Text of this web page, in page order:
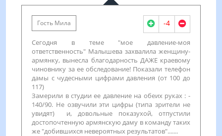
Гость Мила -4
Сегодня в теме "мое давление-моя
ответственность" Малышева захвалила женщину-
армянку, вынесла благодарность ДАЖЕ краевому
чиновнику за ее обследование! Показали телефон
дамы с чудесными цифрами давления (от 100 до
117)
Замерили в студии ее давление на обеих руках : -
140/90. Не озвучили эти цифры (типа зрители не
увидят) и, довольные показухой, отпустили
достопочтенную армянскую даму в команду таких
же "добившихся невероятных результатов".......